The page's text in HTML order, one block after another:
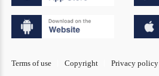
Terms of use Copyright Privacy policy